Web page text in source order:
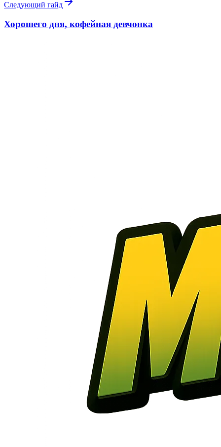
Следующий гайд
Хорошего дня, кофейная девчонка